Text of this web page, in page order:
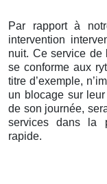
Par rapport à
intervention
nuit. Ce service de
se conforme aux
titre d’exemple,
un blocage sur
de son journée,
services dans la
rapide.